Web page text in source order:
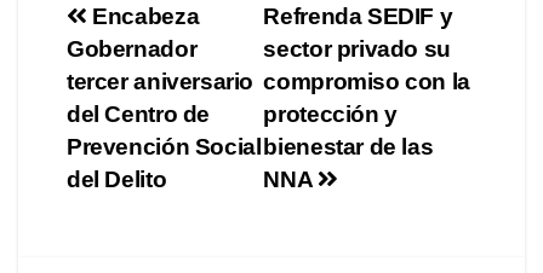
Navegación
de
entradas
Refrenda SEDIF y
sector privado su
compromiso con la
protección y
bienestar de las
NNA
Encabeza
Gobernador
tercer aniversario
del Centro de
Prevención Social
del Delito